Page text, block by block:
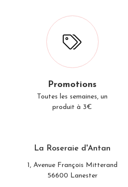
Promotions
Toutes les semaines, un
produit à 3€
La Roseraie d'Antan
1, Avenue François Mitterand
56600 Lanester